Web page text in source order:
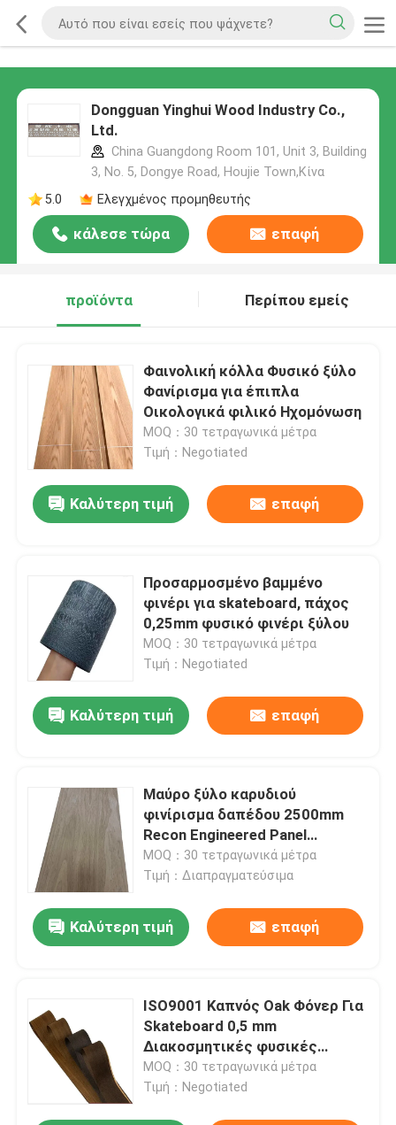
Dongguan Yinghui Wood Industry Co.,
Ltd.
China Guangdong Room 101, Unit 3, Building
3, No. 5, Dongye Road, Houjie Town,Κίνα
5.0
Ελεγχμένος προμηθευτής
κάλεσε τώρα επαφή
προϊόντα Περίπου εμείς
Φαινολική κόλλα Φυσικό ξύλο
Φανίρισμα για έπιπλα
Οικολογικά φιλικό Ηχομόνωση
MOQ：30 τετραγωνικά μέτρα
Τιμή：Negotiated
Καλύτερη τιμή επαφή
Προσαρμοσμένο βαμμένο
φινέρι για skateboard, πάχος
0,25mm φυσικό φινέρι ξύλου
MOQ：30 τετραγωνικά μέτρα
Τιμή：Negotiated
Καλύτερη τιμή επαφή
Μαύρο ξύλο καρυδιού
φινίρισμα δαπέδου 2500mm
Recon Engineered Panel
ανθεκτικό στην φθορά
MOQ：30 τετραγωνικά μέτρα
Τιμή：Διαπραγματεύσιμα
Καλύτερη τιμή επαφή
ISO9001 Καπνός Oak Φόνερ Για
Skateboard 0,5 mm
Διακοσμητικές φυσικές
επικαλύψεις
MOQ：30 τετραγωνικά μέτρα
Τιμή：Negotiated